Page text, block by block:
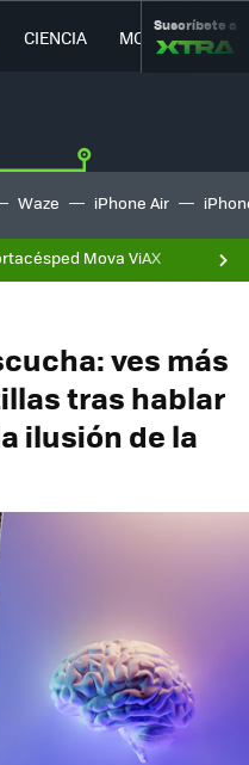
CIENCIA MOVILIDAD
Suscríbete a
Waze iPhone Air
Mova ViAX
ves más
tras hablar
ilusión de la